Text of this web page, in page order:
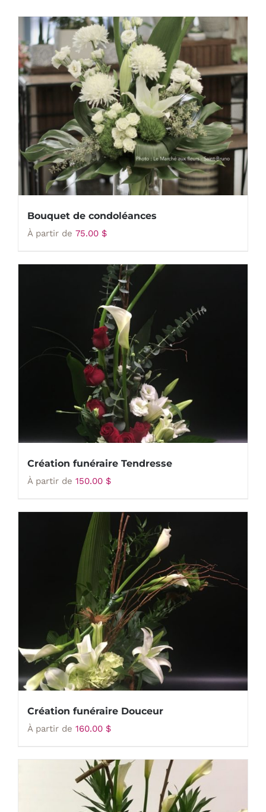
Bouquet de condoléances
À partir de 75.00 $
Création funéraire Tendresse
À partir de 150.00 $
Création funéraire Douceur
À partir de 160.00 $